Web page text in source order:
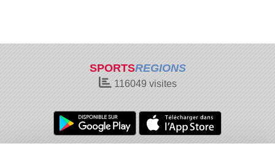
SPORTSREGIONS
116049visites